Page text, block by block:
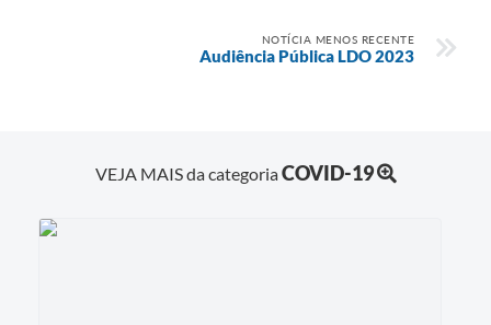
NOTÍCIA MENOS RECENTE
Audiência Pública LDO 2023
VEJA MAIS da categoriaCOVID-19